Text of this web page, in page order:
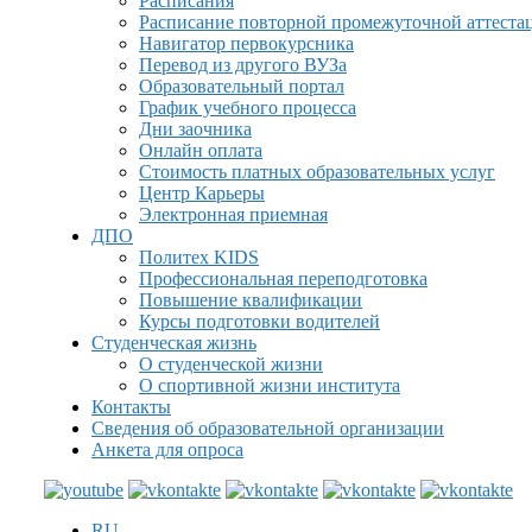
Расписание повторной промежуточной
Навигатор первокурсника
Перевод из другого ВУЗа
Образовательный портал
График учебного процесса
Дни заочника
Онлайн оплата
Стоимость платных образовательных услуг
Центр Карьеры
Электронная приемная
ДПО
Политех KIDS
Профессиональная переподготовка
Повышение квалификации
Курсы подготовки водителей
Студенческая жизнь
О студенческой жизни
О спортивной жизни института
Контакты
Сведения об образовательной организации
Анкета для опроса